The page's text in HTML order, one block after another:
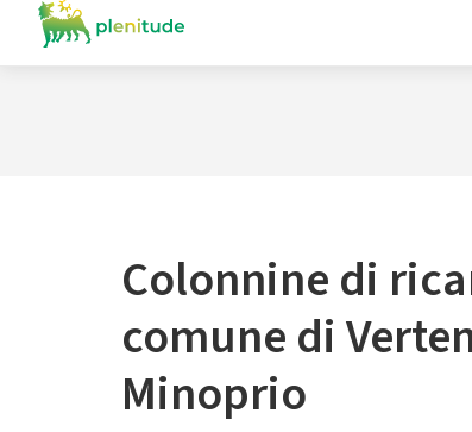
Colonnine di
comune di
Minoprio